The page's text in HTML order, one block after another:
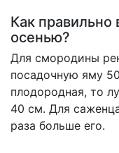
Как
осенью?
Для смородины
посадочную яму
плодородная, то
40 см. Для
раза больше его.